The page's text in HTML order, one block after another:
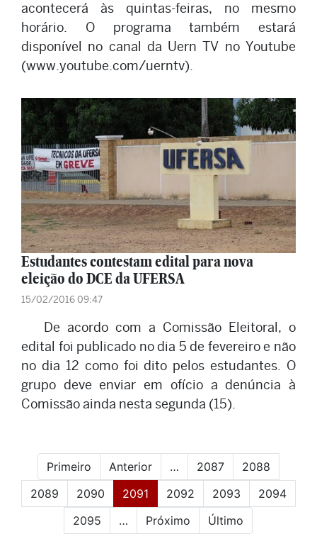
acontecerá às quintas-feiras, no mesmo
horário. O programa também estará
disponível no canal da Uern TV no Youtube
(www.youtube.com/uerntv).
Estudantes contestam edital para nova
eleição do DCE da UFERSA
15/02/2016 09:47
De acordo com a Comissão Eleitoral, o
edital foi publicado no dia 5 de fevereiro e não
no dia 12 como foi dito pelos estudantes. O
grupo deve enviar em ofício a denúncia à
Comissão ainda nesta segunda (15).
Primeiro Anterior … 2087
2088
2089
2090 2091(current)
2092 2093
2094
2095
… Próximo Último